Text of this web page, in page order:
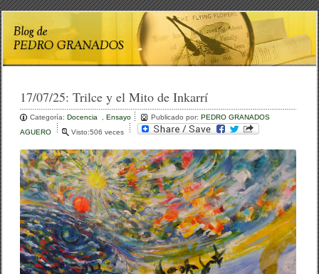
17/07/25:Trilce y el Mito de Inkarrí
Categoría:Docencia ,Ensayo Publicado por:PEDRO GRANADOS
AGUERO
Visto:506 veces